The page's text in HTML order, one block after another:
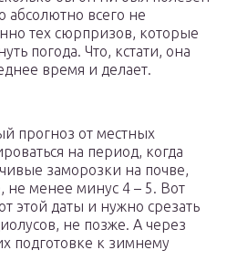
абсолютно всего не
тех сюрпризов, которые
погода. Что, кстати, она
время и делает.
прогноз от местных
на период, когда
заморозки на почве,
не менее минус 4 – 5. Вот
этой даты и нужно срезать
не позже. А через
подготовке к зимнему